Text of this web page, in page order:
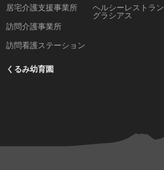
居宅介護支援事業所
訪問介護事業所
訪問看護ステーション
くるみ幼育園
ヘルシーレストラン
グラシアス